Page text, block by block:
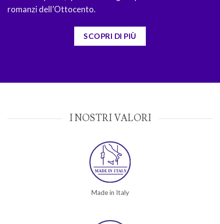
romanzi dell’Ottocento.
SCOPRI DI PIÙ
I NOSTRI VALORI
Made in Italy